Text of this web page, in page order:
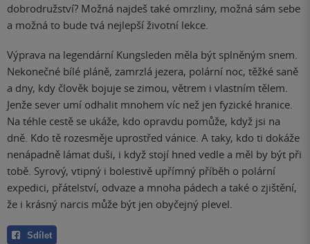
dobrodružství? Možná najdeš také omrzliny, možná sám sebe
a možná to bude tvá nejlepší životní lekce.
Výprava na legendární Kungsleden měla být splněným snem.
Nekonečné bílé pláně, zamrzlá jezera, polární noc, těžké saně
a dny, kdy člověk bojuje se zimou, větrem i vlastním tělem.
Jenže sever umí odhalit mnohem víc než jen fyzické hranice.
Na téhle cestě se ukáže, kdo opravdu pomůže, když jsi na
dně. Kdo tě rozesměje uprostřed vánice. A taky, kdo ti dokáže
nenápadně lámat duši, i když stojí hned vedle a měl by být při
tobě. Syrový, vtipný i bolestivě upřímný příběh o polární
expedici, přátelství, odvaze a mnoha pádech a také o zjištění,
že i krásný narcis může být jen obyčejný plevel.
Sdílet